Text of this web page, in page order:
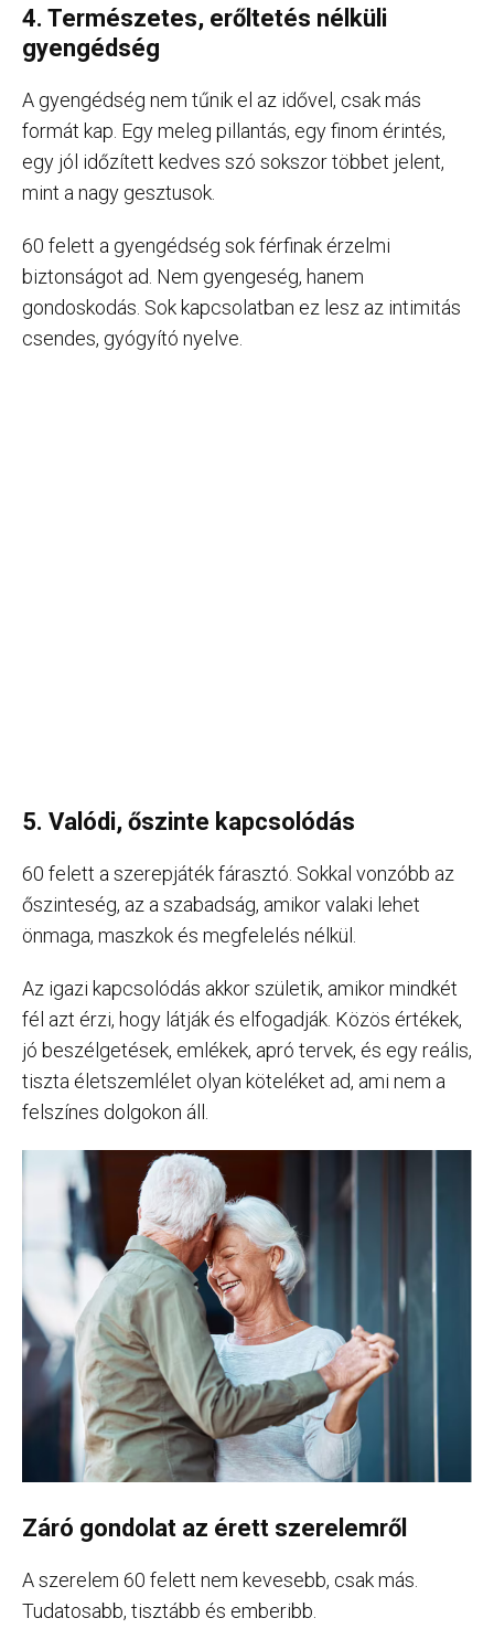
4. Természetes, erőltetés nélküli
gyengédség
A gyengédség nem tűnik el az idővel, csak más
formát kap. Egy meleg pillantás, egy finom érintés,
egy jól időzített kedves szó sokszor többet jelent,
mint a nagy gesztusok.
60 felett a gyengédség sok férfinak érzelmi
biztonságot ad. Nem gyengeség, hanem
gondoskodás. Sok kapcsolatban ez lesz az intimitás
csendes, gyógyító nyelve.
5. Valódi, őszinte kapcsolódás
60 felett a szerepjáték fárasztó. Sokkal vonzóbb az
őszinteség, az a szabadság, amikor valaki lehet
önmaga, maszkok és megfelelés nélkül.
Az igazi kapcsolódás akkor születik, amikor mindkét
fél azt érzi, hogy látják és elfogadják. Közös értékek,
jó beszélgetések, emlékek, apró tervek, és egy reális,
tiszta életszemlélet olyan köteléket ad, ami nem a
felszínes dolgokon áll.
Záró gondolat az érett szerelemről
A szerelem 60 felett nem kevesebb, csak más.
Tudatosabb, tisztább és emberibb.